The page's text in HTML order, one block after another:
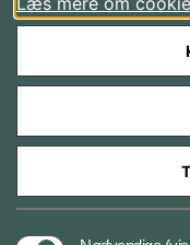
Styrelser og